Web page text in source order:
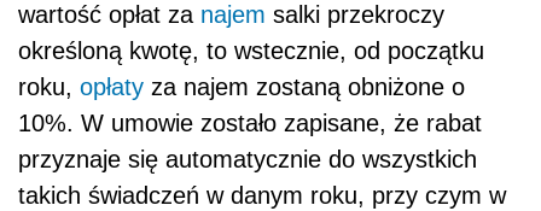
wartość opłat za najem salki przekroczy
określoną kwotę, to wstecznie, od początku
roku, opłaty za najem zostaną obniżone o
10%. W umowie zostało zapisane, że rabat
przyznaje się automatycznie do wszystkich
takich świadczeń w danym roku, przy czym w